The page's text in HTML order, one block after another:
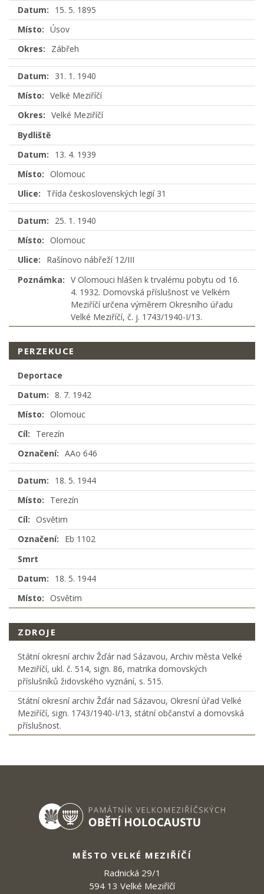
Datum:
15. 5. 1895
Místo: Úsov
Okres:
Zábřeh
Datum:
31. 1. 1940
Místo: Velké Meziříčí
Okres: Velké Meziříčí
Bydliště
Datum:
13. 4. 1939
Místo: Olomouc
Ulice:
Třída československých legií 31
Datum:
25. 1. 1940
Místo: Olomouc
Ulice:
Rašínovo nábřeží 12/III
Poznámka: V Olomouci hlášen k trvalému pobytu od 16.
4. 1932. Domovská příslušnost ve Velkém
Meziříčí určena výměrem Okresního úřadu
Velké Meziříčí, č. j. 1743/1940-I/13.
PERZEKUCE
Deportace
Datum: 8. 7. 1942
Místo: Olomouc
Cíl:
Terezín
Označení: AAo 646
Datum:
18. 5. 1944
Místo:
Terezín
Cíl: Osvětim
Označení:
Eb 1102
Smrt
Datum:
18. 5. 1944
Místo: Osvětim
ZDROJE
Státní okresní archiv Žďár nad Sázavou, Archiv města Velké
Meziříčí, ukl. č. 514, sign. 86, matrika domovských
příslušníků židovského vyznání, s. 515.
Státní okresní archiv Žďár nad Sázavou, Okresní úřad Velké
Meziříčí, sign. 1743/1940-I/13, státní občanství a domovská
příslušnost.
MĚSTO VELKÉ MEZIŘÍČÍ
Radnická 29/1
594 13 Velké Meziříčí